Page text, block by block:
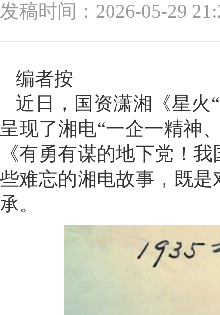
发稿时间：2026-05-29
编者按
近日，国资潇湘《星火
呈现了湘电“一企一精神
《有勇有谋的地下党！
些难忘的湘电故事，既
承。